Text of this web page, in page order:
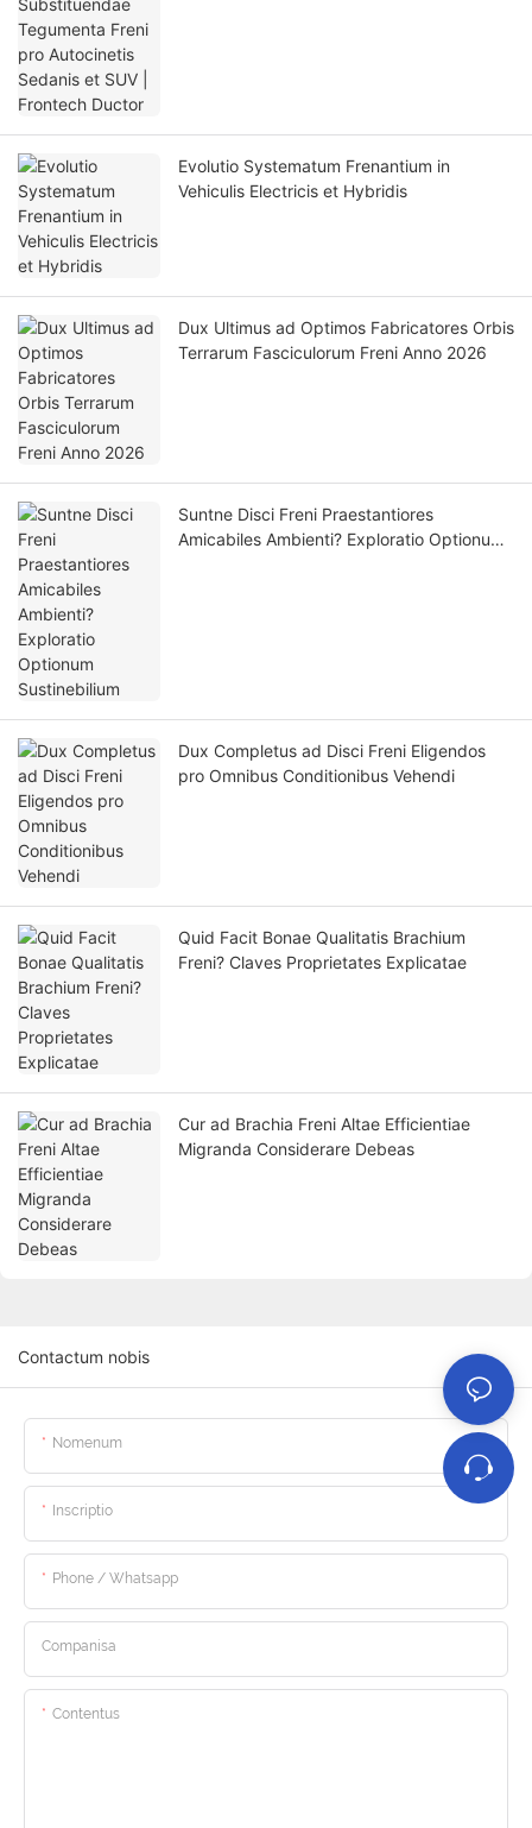
Evolutio Systematum Frenantium in
Vehiculis Electricis et Hybridis
Dux Ultimus ad Optimos Fabricatores Orbis
Terrarum Fasciculorum Freni Anno 2026
Suntne Disci Freni Praestantiores
Amicabiles Ambienti? Exploratio Optionum
Dux Completus ad Disci Freni Eligendos
pro Omnibus Conditionibus Vehendi
Quid Facit Bonae Qualitatis Brachium
Freni? Claves Proprietates Explicatae
Cur ad Brachia Freni Altae Efficientiae
Migranda Considerare Debeas
Contactum nobis
Nomenum
Inscriptio
Phone / Whatsapp
Companisa
Contentus